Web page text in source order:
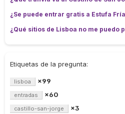
¿Se puede entrar gratis a Estufa
¿Qué sitios de Lisboa no me puedo
Etiquetas de la pregunta:
lisboa ×99
entradas ×60
castillo-san-jorge ×3